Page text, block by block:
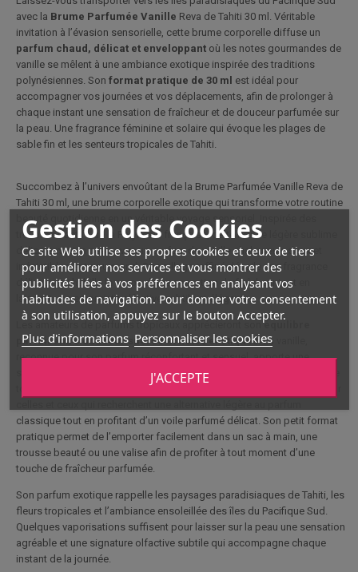
Gestion des Cookies
Ce site Web utilise ses propres cookies et ceux de tiers
pour améliorer nos services et vous montrer des
publicités liées à vos préférences en analysant vos
habitudes de navigation. Pour donner votre consentement
à son utilisation, appuyez sur le bouton Accepter.
Plus d'informations Personnaliser les cookies
J'ACCEPTE
avec la Brume Parfumée Vanille Reva de Tahiti 30 ml. Véritable
invitation à l’évasion sensorielle, cette brume corporelle diffuse un
parfum chaud, délicat et enveloppant où les notes gourmandes de
vanille se mêlent à une ambiance exotique inspirée des traditions
polynésiennes. Son format pratique de 30 ml est idéal pour
accompagner vos journées et vos déplacements, afin de prolonger à
chaque instant une sensation de fraîcheur et de douceur parfumée sur
la peau. Une fragrance féminine et solaire qui évoque les plages de
sable fin et les senteurs tropicales de Tahiti.
Succombez à l’univers envoûtant de la Brume Parfumée Vanille Reva de
Tahiti 30 ml, une brume corporelle exotique qui transforme votre routine
beauté quotidienne en un véritable voyage sensoriel. Inspirée des
trésors olfactifs de la Polynésie française, cette brume légère sublime
délicatement la peau avec un parfum de vanille chaleureux, doux et
irrésistiblement gourmand. Son sillage raffiné dévoile une fragrance
délicate qui habille le corps d’une sensation de fraîcheur tout en
laissant une empreinte olfactive subtile et élégante.
Les amateurs de parfums tropicaux apprécieront sonéquilibre
parfait entre douceur sucrée et notes exotiques. La vanille,
reconnue pour son parfum réconfortant et sensuel, apporte une
sensation de bien-être immédiate et crée une atmosphère chaleureuse
tout au long de la journée. Cette brume parfumée corps est idéale pour
classique tout en profitant d’un voile parfumé délicat. Son petit format
pratique permet de l’emporter facilement dans un sac à main, une
trousse beauté ou une valise afin de profiter à tout moment d’une
touche de fraîcheur parfumée.
Son parfum exotique rappelle les paysages paradisiaques de Tahiti, les
fleurs tropicales et l’ambiance ensoleillée des îles du Pacifique Sud.
Quelques vaporisations suffisent pour laisser sur la peau une sensation
agréable et une signature olfactive subtile qui accompagne chaque
instant de la journée.